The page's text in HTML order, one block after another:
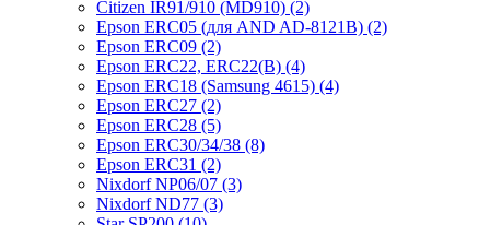
Citizen IR91/910 (MD910) (2)
Epson ERC05 (для AND AD-8121B) (2)
Epson ERC09 (2)
Epson ERC22, ERC22(B) (4)
Epson ERC18 (Samsung 4615) (4)
Epson ERC27 (2)
Epson ERC28 (5)
Epson ERC30/34/38 (8)
Epson ERC31 (2)
Nixdorf NP06/07 (3)
Nixdorf ND77 (3)